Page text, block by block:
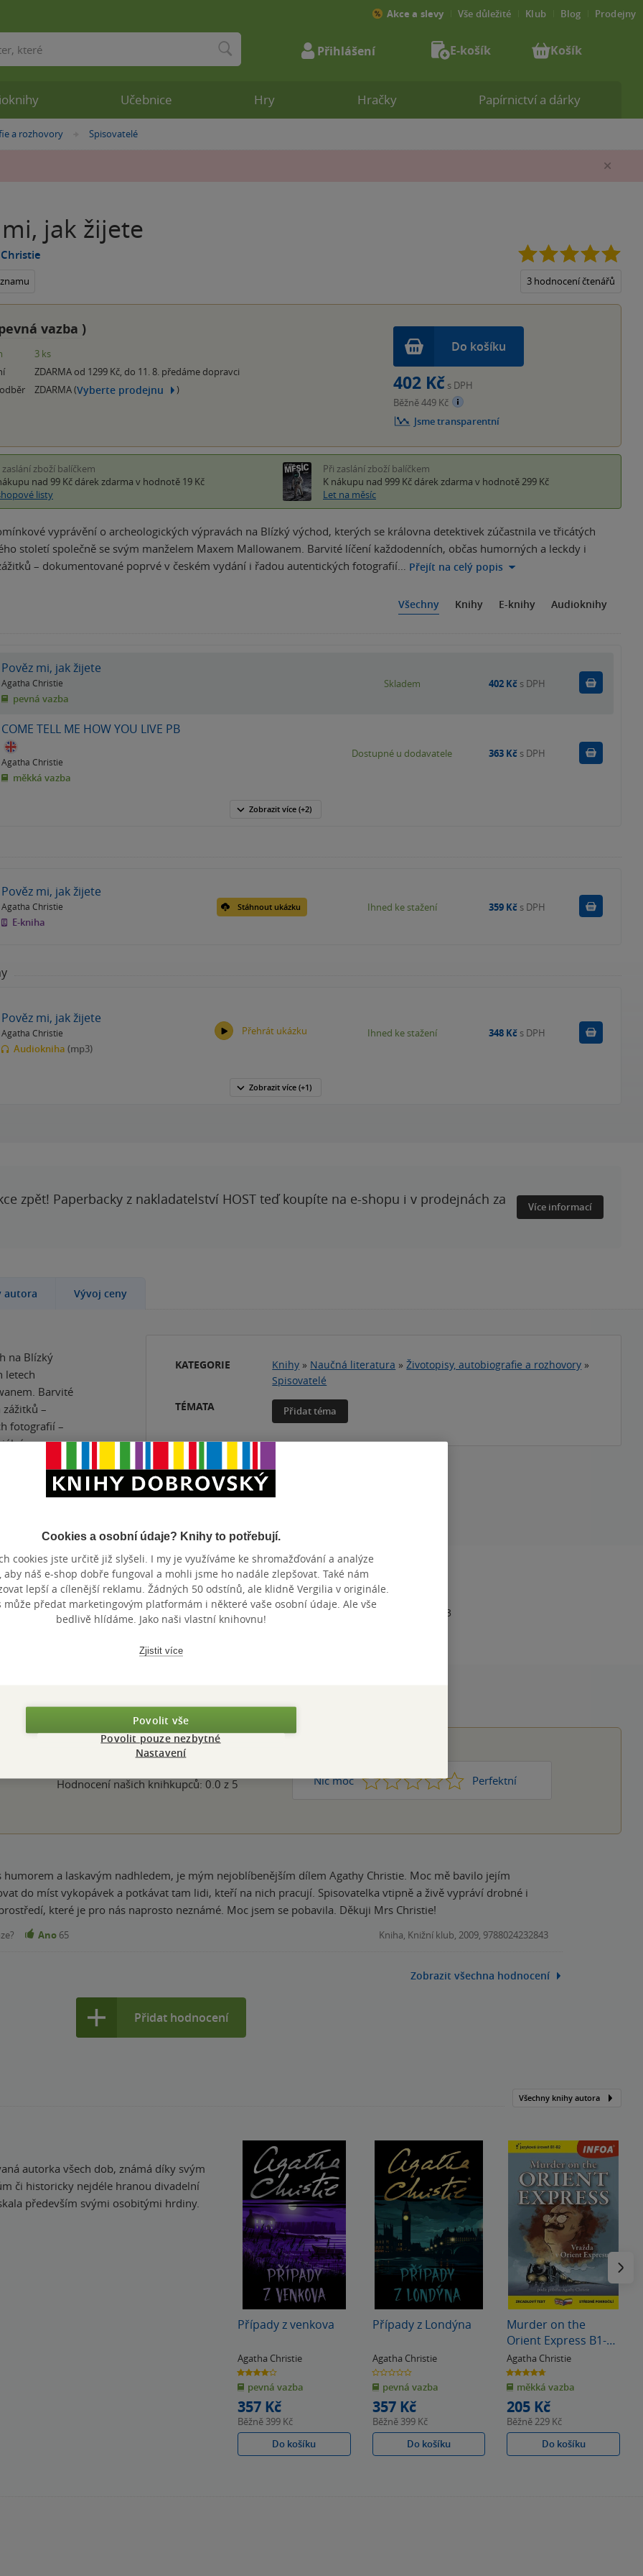
a rozhovory »
Spisovatelé
jak žijete
3 hodnocení čtenářů
vazba )
3 ks
ZDARMA od 1299 Kč, do 11. 8. předáme dopravci
ZDARMA (Vyberte prodejnu )
Do košíku
402 Kč s DPH
Běžně 449 Kč
Jsme transparentní
zaslání zboží balíčkem
nad 99 Kč dárek zdarma v hodnotě 19 Kč
listy
Při zaslání zboží balíčkem
K nákupu nad 999 Kč dárek zdarma v hodnotě 299 Kč
Let na měsíc
vyprávění o archeologických výpravách na Blízký východ, kterých se královna detektivek zúčastnila ve třicátých
století společně se svým manželem Maxem Mallowanem. Barvité líčení každodenních, občas humorných a leckdy i
– dokumentované poprvé v českém vydání i řadou autentických fotografií… Přejít na celý popis
Všechny Knihy E-knihy Audioknihy
Pověz mi, jak žijete
Agatha Christie
pevná vazba
Skladem 402 Kč s DPH
COME TELL ME HOW YOU LIVE PB
Agatha Christie
měkká vazba
Dostupné u dodavatele 363 Kč s DPH
Zobrazit více (+2)
Pověz mi, jak žijete
Agatha Christie
E-kniha
Stáhnout ukázku Ihned ke stažení 359 Kč s DPH Koupit
Pověz mi, jak žijete
Agatha Christie
Audiokniha (mp3)
Přehrát ukázku Ihned ke stažení 348 Kč s DPH Koupit
Zobrazit více (+1)
zpět! Paperbacky z nakladatelství HOST teď koupíte na e-shopu i v prodejnách za
Více informací
autora Vývoj ceny
na Blízký
letech
Barvité
–
fotografií –
dějiny
KATEGORIE Knihy » Naučná literatura »Životopisy, autobiografie a rozhovory »
Spisovatelé
TÉMATA
Přidat téma
pevná vazba
452 g
čeština
POČET STRAN
280
VYDÁNÍ
4
ISBN
978-80-249-5267-3
PŘIDEJTE SVÉ HODNOCENÍ KNIHY
Hodnocení našich knihkupců: 0.0 z 5 Nic moc 1 2 3 4 Perfektní
5
humorem a laskavým nadhledem, je mým nejoblíbenějším dílem Agathy Christie. Moc mě bavilo jejím
do míst vykopávek a potkávat tam lidi, kteří na nich pracují. Spisovatelka vtipně a živě vypráví drobné i
které je pro nás naprosto neznámé. Moc jsem se pobavila. Děkuji Mrs Christie!
Ano 65 Kniha, Knižní klub, 2009, 9788024232843
Zobrazit všechna hodnocení
Přidat hodnocení
Všechny knihy autora
autorka všech dob, známá díky svým
či historicky nejdéle hranou divadelní
především svými osobitými hrdiny.
Případy z venkova
Agatha Christie
4.0
z
5
hvězdiček
pevná vazba
357 Kč
Běžně 399 Kč
Do košíku
Případy z Londýna
Agatha Christie
0.0
z
5
hvězdiček
pevná vazba
357 Kč
Běžně 399 Kč
Do košíku
Murder on the
Orient Express B1-
B2 (Vražda v Orient
Expresu) - Zrcadlová
četba
Agatha Christie
4.7
z
5
hvězdiček
měkká vazba
205 Kč
Běžně229 Kč
Do košíku
Učebnice Hry Hračky Papírnictví a dárky
Akce a slevy Vše důležité Klub Blog Prodejny
Přihlášení E-košík Košík
Cookies a osobní údaje? Knihy to potřebují.
cookies jste určitě již slyšeli. I my je využíváme ke shromažďování a analýze
aby náš e-shop dobře fungoval a mohli jsme ho nadále zlepšovat. Také nám
lepší a cílenější reklamu. Žádných 50 odstínů, ale klidně Vergilia v originále.
může předat marketingovým platformám i některé vaše osobní údaje. Ale vše
bedlivě hlídáme. Jako naši vlastní knihovnu!
Zjistit více
Povolit vše
Povolit pouze nezbytné
Nastavení